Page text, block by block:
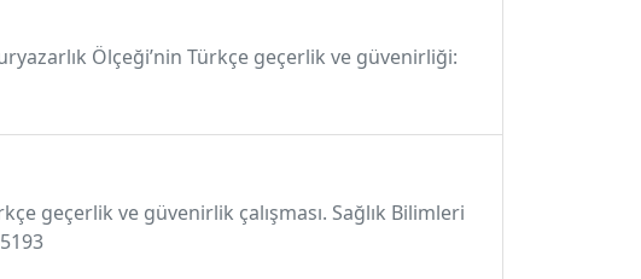
Ölçeği’nin Türkçe geçerlik ve güvenirliği:
geçerlik ve güvenirlik çalışması. Sağlık Bilimleri